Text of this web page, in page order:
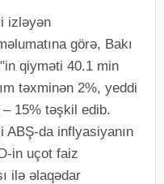
izləyən
görə, Bakı
qiyməti 40.1 min
təxminən 2%, yeddi
15% təşkil edib.
ABŞ-da inflyasiyanın
in uçot faiz
ilə əlaqədar